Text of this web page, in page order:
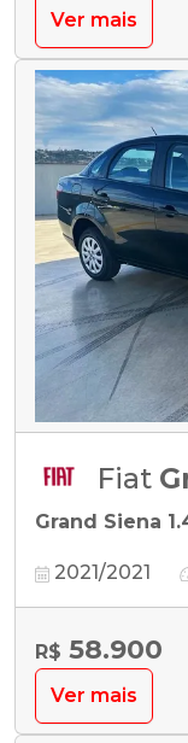
Ver mais
Fiat
Grand Siena
2021/2021
R$ 58.900
Ver mais